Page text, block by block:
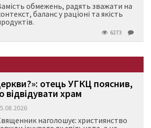
обмежень, радять зважати на
баланс у раціоні та якість
6273
отець УГКЦ пояснив,
храм
наголошує: християнство